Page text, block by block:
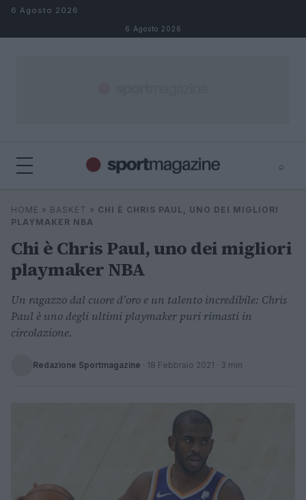
Salta al contenuto
6 Agosto 2026
6 Agosto 2026
⌕
Cerca
⌕
HOME » BASKET » CHI È CHRIS PAUL, UNO DEI MIGLIORI
PLAYMAKER NBA
Chi è Chris Paul, uno dei migliori
playmaker NBA
Un ragazzo dal cuore d'oro e un talento incredibile: Chris
Paul è uno degli ultimi playmaker puri rimasti in
circolazione.
Redazione Sportmagazine · 18 Febbraio 2021 · 3 min